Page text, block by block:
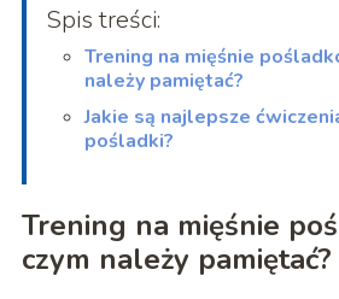
Spis treści:
Trening na mięśnie
należy pamiętać?
Jakie są najlepsze
pośladki?
Trening na mięśnie
czym należy pamiętać?